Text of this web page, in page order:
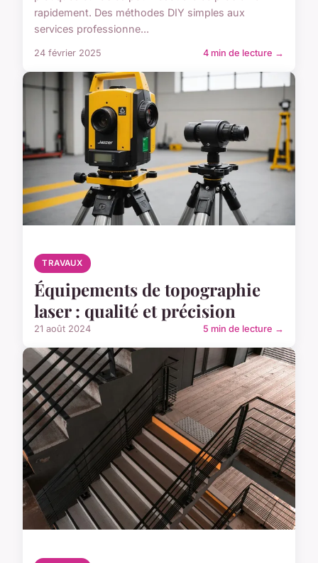
rapidement. Des méthodes DIY simples aux
services professionne...
24 février 2025 4 min de lecture →
TRAVAUX
Équipements de topographie
laser : qualité et précision
21 août 2024 5 min de lecture →